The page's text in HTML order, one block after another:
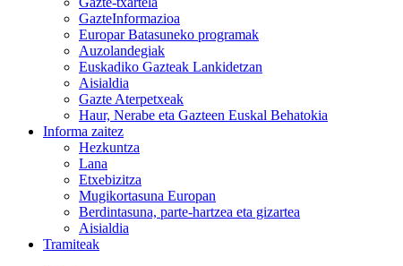
GazteInformazioa
Europar Batasuneko programak
Auzolandegiak
Euskadiko Gazteak Lankidetzan
Aisialdia
Gazte Aterpetxeak
Haur, Nerabe eta Gazteen Euskal Behatokia
Informa zaitez
Hezkuntza
Lana
Etxebizitza
Mugikortasuna Europan
Berdintasuna, parte-hartzea eta gizartea
Aisialdia
Tramiteak